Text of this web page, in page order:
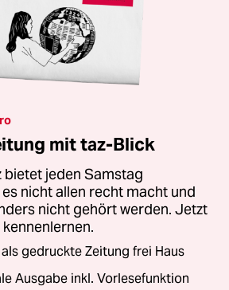
mit taz-Blick
bietet jeden Samstag
nicht allen recht macht und
nicht gehört werden. Jetzt
gedruckte Zeitung frei Haus
Ausgabe inkl. Vorlesefunktion